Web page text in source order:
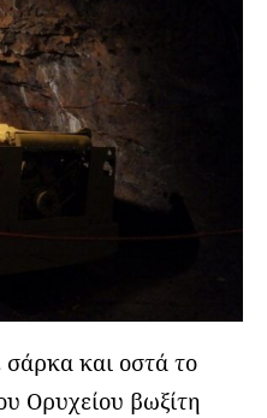
και οστά το
Ορυχείου βωξίτη